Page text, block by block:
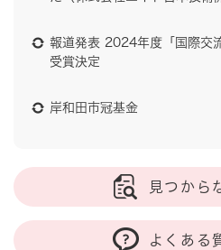
報道発表 2024年度「国際交
受賞決定
岸和田市冠基金
見つから
よくある